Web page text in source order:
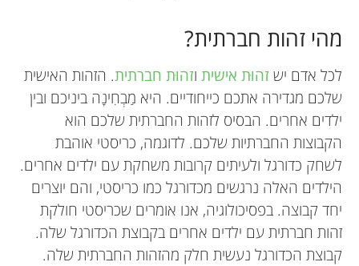
מהי זהות חברתית?
לכל אדם ישזהוּת אישיתוזהוּת חברתית. הזהות האישית
שלכם מגדירה אתכם כייחודיים. היא מַבְחִינָה ביניכם ובין
ילדים אחרים. הבסיס לזהות החברתית שלכם הוא
הקבוצות החברתיות שלכם. לדוגמה, כריסטי אוהבת
לשחק כדורגל ולעיתים קרובות משחקת עם ילדים אחרים.
הילדים האלה נרגשים מכדורגל כמו כריסטי, והם יוצרים
יחד קבוצה. בפסיכולוגיה, אנו אומרים שכריסטי חולקת
זהות חברתית עם ילדים אחרים בקבוצת הכדורגל שלה.
קבוצת הכדורגל נעשית חלק מהזהות החברתית שלה.